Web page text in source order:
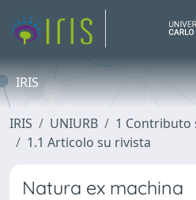
IRIS
IRIS UNIURB
1 Contributo
1.1 Articolo su rivista
Natura ex machina